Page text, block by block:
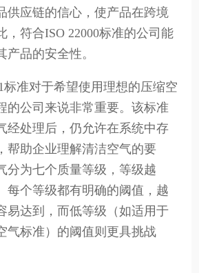
供应链的信心，使产品在跨境
，符合ISO 22000标准的公司能
品的安全性。
标准对于希望使用理想的压缩空
的公司来说非常重要。该标准
经处理后，仍允许在系统中存
帮助企业理解清洁空气的要
分为七个质量等级，等级越
每个等级都有明确的阈值，越
易达到，而低等级（如适用于
气标准）的阈值则更具挑战